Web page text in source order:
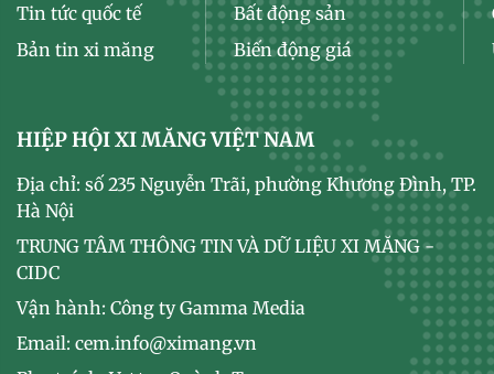
Tin tức quốc tế
Bản tin xi măng
Bất động sản
Biến động giá
HIỆP HỘI XI MĂNG VIỆT NAM
Địa chỉ: số 235 Nguyễn Trãi, phường Khương Đình, TP.
Hà Nội
TRUNG TÂM THÔNG TIN VÀ DỮ LIỆU XI MĂNG -
CIDC
Vận hành: Công ty Gamma Media
Email: cem.info@ximang.vn